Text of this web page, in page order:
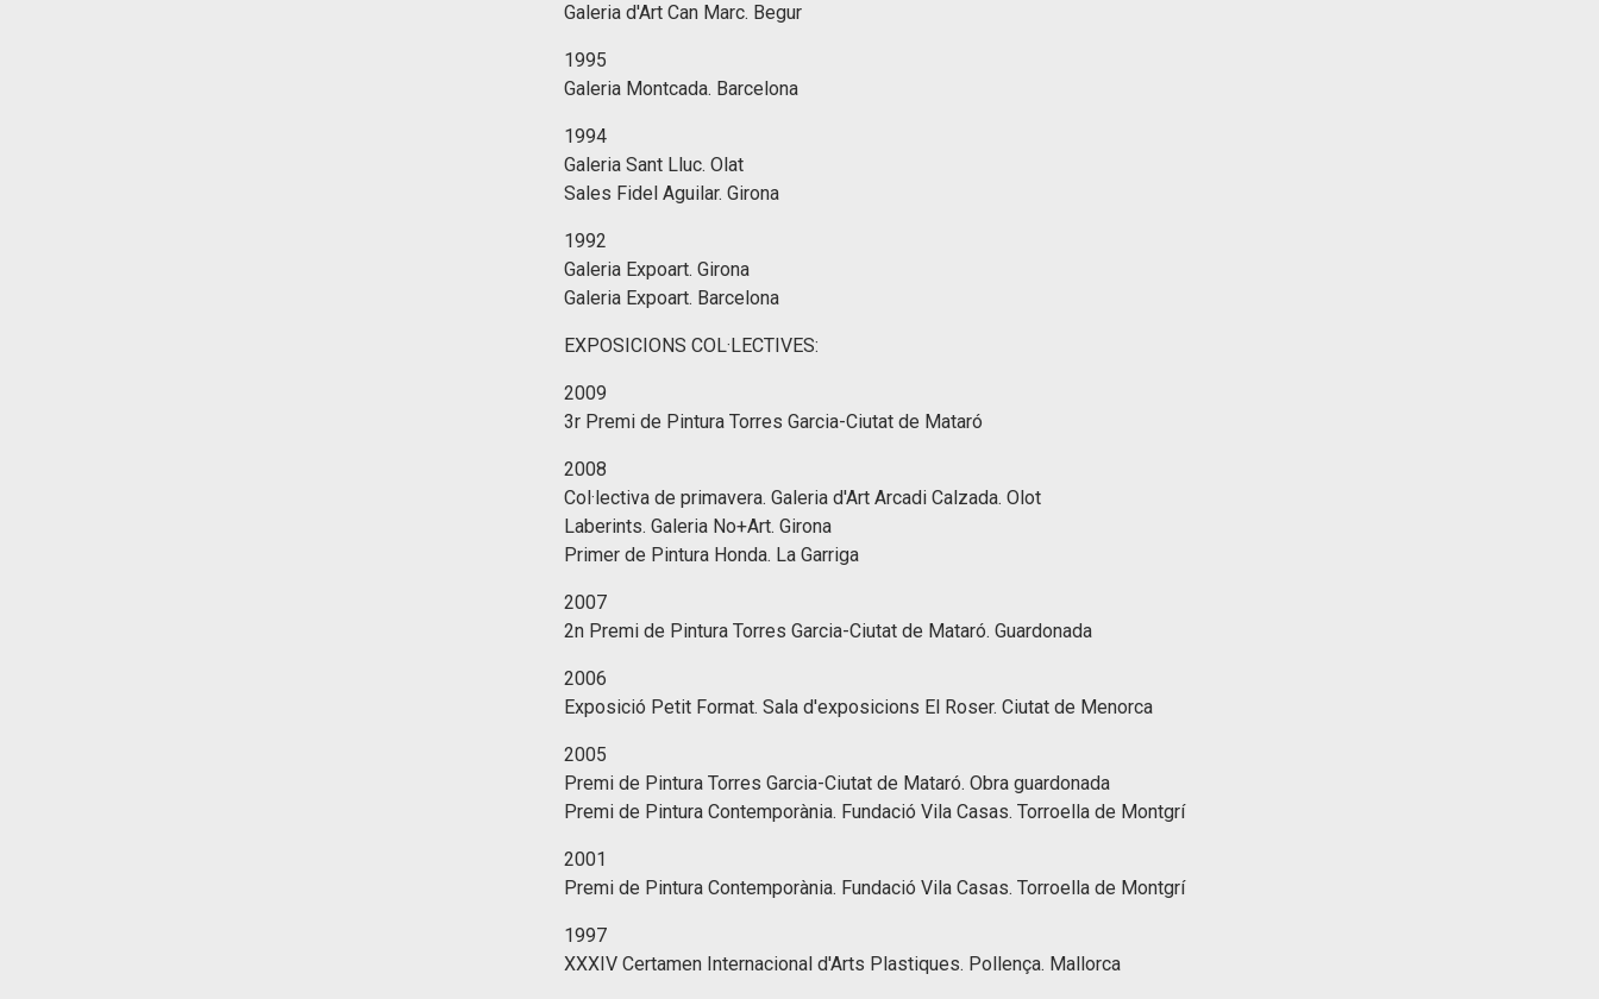
Galeria d'Art Can Marc. Begur
1995
Galeria Montcada. Barcelona
1994
Galeria Sant Lluc. Olat
Sales Fidel Aguilar. Girona
1992
Galeria Expoart. Girona
Galeria Expoart. Barcelona
EXPOSICIONS COL·LECTIVES:
2009
3r Premi de Pintura Torres Garcia-Ciutat de Mataró
2008
Col·lectiva de primavera. Galeria d'Art Arcadi Calzada. Olot
Laberints. Galeria No+Art. Girona
Primer de Pintura Honda. La Garriga
2007
2n Premi de Pintura Torres Garcia-Ciutat de Mataró. Guardonada
2006
Exposició Petit Format. Sala d'exposicions El Roser. Ciutat de Menorca
2005
Premi de Pintura Torres Garcia-Ciutat de Mataró. Obra guardonada
Premi de Pintura Contemporània. Fundació Vila Casas. Torroella de Montgrí
2001
Premi de Pintura Contemporània. Fundació Vila Casas. Torroella de Montgrí
1997
XXXIV Certamen Internacional d'Arts Plastiques. Pollença. Mallorca